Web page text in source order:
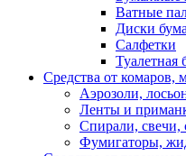
Ватные
Диски
Салфетки
Туалетная
Средства от комаров,
Аэрозоли,
Ленты и
Спирали, свечи,
Фумигаторы,